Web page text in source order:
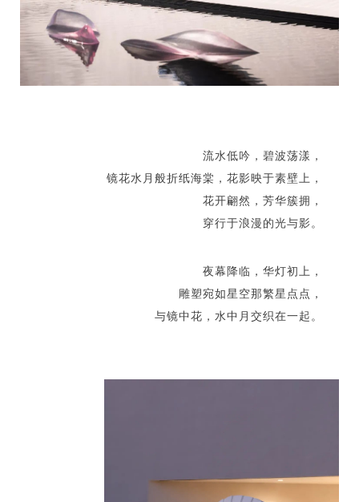
流水低吟，碧波荡漾，
镜花水月般折纸海棠，花影映于素壁上，
花开翩然，芳华簇拥，
穿行于浪漫的光与影。
夜幕降临，华灯初上，
雕塑宛如星空那繁星点点，
与镜中花，水中月交织在一起。